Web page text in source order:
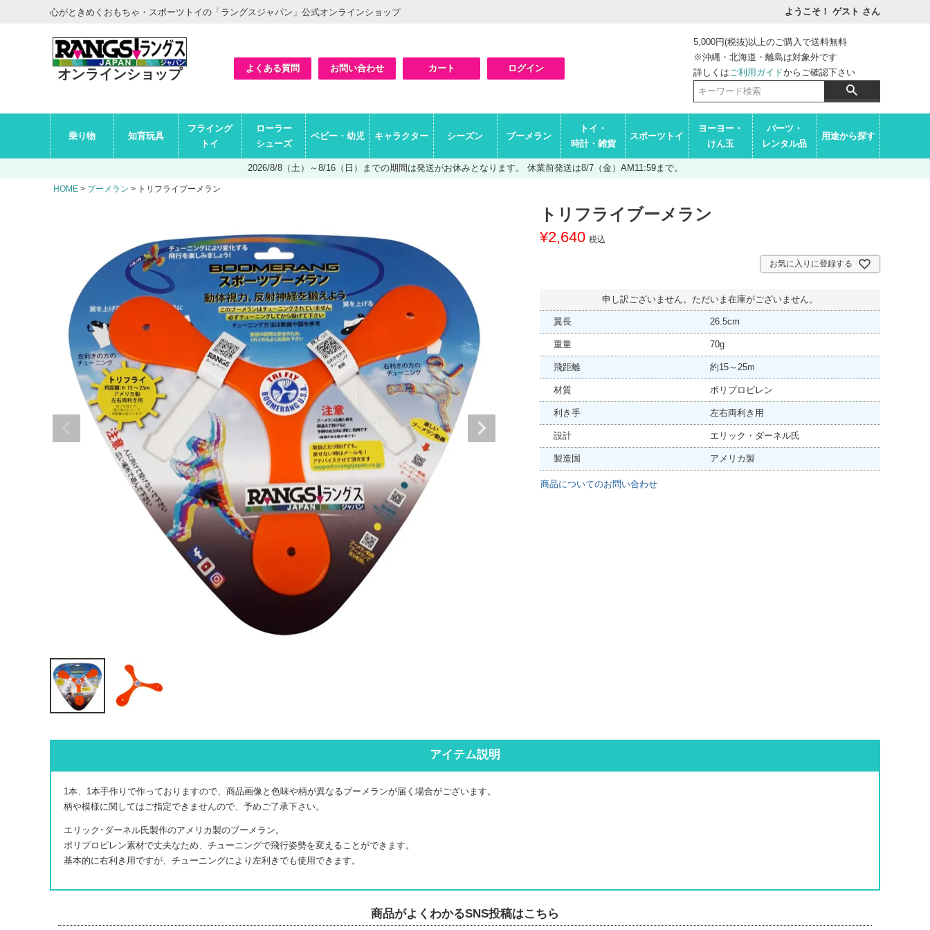
心がときめくおもちゃ・スポーツトイの「ラングスジャパン」公式オンラインショップ ようこそ！ ゲスト さん
オンラインショップ よくある質問 お問い合わせ カート ログイン
5,000円(税抜)以上のご購入で送料無料
※沖縄・北海道・離島は対象外です
詳しくはご利用ガイドからご確認下さい
ル
ビ
乗り物 知育玩具
フライング
トイ
ローラー
シューズ
ベビー・幼児 キャラクター シーズン ブーメラン
トイ・
時計・雑貨
スポーツトイ
ヨーヨー・
けん玉
パーツ・
レンタル品
用途から探す
2026/8/8（土）～8/16（日）までの期間は発送がお休みとなります。 休業前発送は8/7（金）AM11:59まで。
HOME ブーメラン トリフライブーメラン
アイテム説明
1本、1本手作りで作っておりますので、商品画像と色味や柄が異なるブーメランが届く場合がございます。
柄や模様に関してはご指定できませんので、予めご了承下さい。
エリック･ダーネル氏製作のアメリカ製のブーメラン。
ポリプロピレン素材で丈夫なため、チューニングで飛行姿勢を変えることができます。
基本的に右利き用ですが、チューニングにより左利きでも使用できます。
商品がよくわかるSNS投稿はこちら
トリフライブーメラン
¥2,640 税込
お気に入りに登録する
申し訳ございません。ただいま在庫がございません。
翼長 26.5cm
重量 70g
飛距離 約15～25m
材質 ポリプロピレン
利き手 左右両利き用
設計 エリック・ダーネル氏
製造国 アメリカ製
商品についてのお問い合わせ